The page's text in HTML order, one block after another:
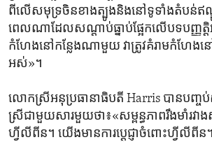
ពីលើ​សមុទ្រ​ចិនខាង​ត្បូងនិង​នៅទូទាំងតំបន់ឥ
ពេល​ណា​ដែល​សណ្តាប់​ធ្នាប់ផ្អែកលើ​បទបញ្ញត្តិ​អ
កំហែង​នៅ​កន្លែង​ណា​មួយ វា​ត្រូវ​គំរាម​កំហែងនៅ​
អស់»។
លោកស្រី​អនុប្រធានាធិបតី ​Harris ​បាន​បញ្ច
ស្រីជា​មួយ​សារ​មួយថា៖​«សម្ពន្ធភាព​រឹងមាំ​រវា
ហ្វីលីពីន។ យើង​មានការ​ប្តេជ្ញា​ចំពោះហ្វីលីពីន។ យ